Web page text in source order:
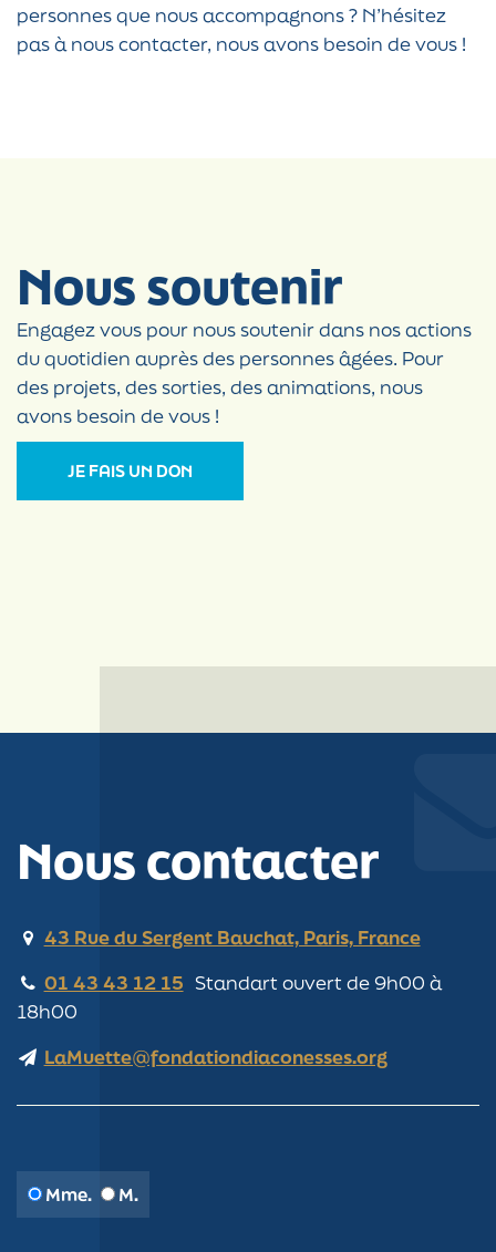
personnes que nous accompagnons ? N’hésitez
pas à nous contacter, nous avons besoin de vous !
Nous soutenir
Engagez vous pour nous soutenir dans nos actions
du quotidien auprès des personnes âgées. Pour
des projets, des sorties, des animations, nous
avons besoin de vous !
JE FAIS UN DON
Nous contacter
43 Rue du Sergent Bauchat, Paris, France
01 43 43 12 15 Standart ouvert de 9h00 à
18h00
LaMuette@fondationdiaconesses.org
Mme. M.